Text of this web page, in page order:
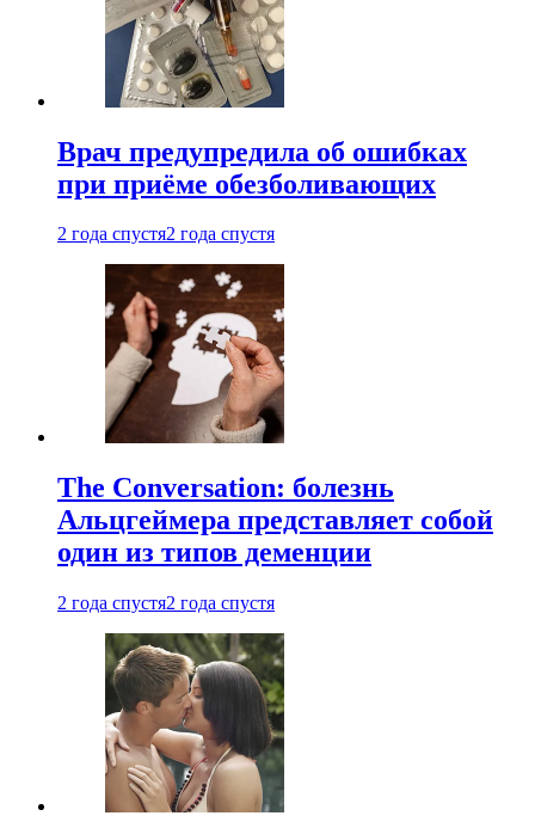
Врач предупредила об ошибках
при приëме обезболивающих
2 года спустя2 года спустя
The Conversation: болезнь
Альцгеймера представляет собой
один из типов деменции
2 года спустя2 года спустя